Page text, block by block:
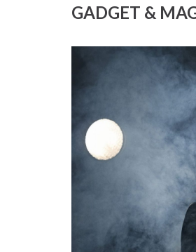
GADGET &